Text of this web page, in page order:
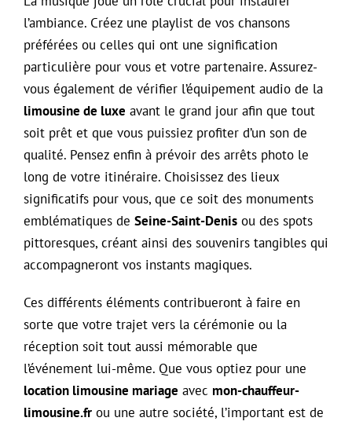
l’ambiance. Créez une playlist de vos chansons
préférées ou celles qui ont une signification
particulière pour vous et votre partenaire. Assurez-
vous également de vérifier l’équipement audio de la
limousine de luxe avant le grand jour afin que tout
soit prêt et que vous puissiez profiter d’un son de
qualité. Pensez enfin à prévoir des arrêts photo le
long de votre itinéraire. Choisissez des lieux
significatifs pour vous, que ce soit des monuments
emblématiques de Seine-Saint-Denis ou des spots
pittoresques, créant ainsi des souvenirs tangibles qui
accompagneront vos instants magiques.
Ces différents éléments contribueront à faire en
sorte que votre trajet vers la cérémonie ou la
réception soit tout aussi mémorable que
l’événement lui-même. Que vous optiez pour une
location limousine mariage avec mon-chauffeur-
limousine.fr ou une autre société, l’important est de